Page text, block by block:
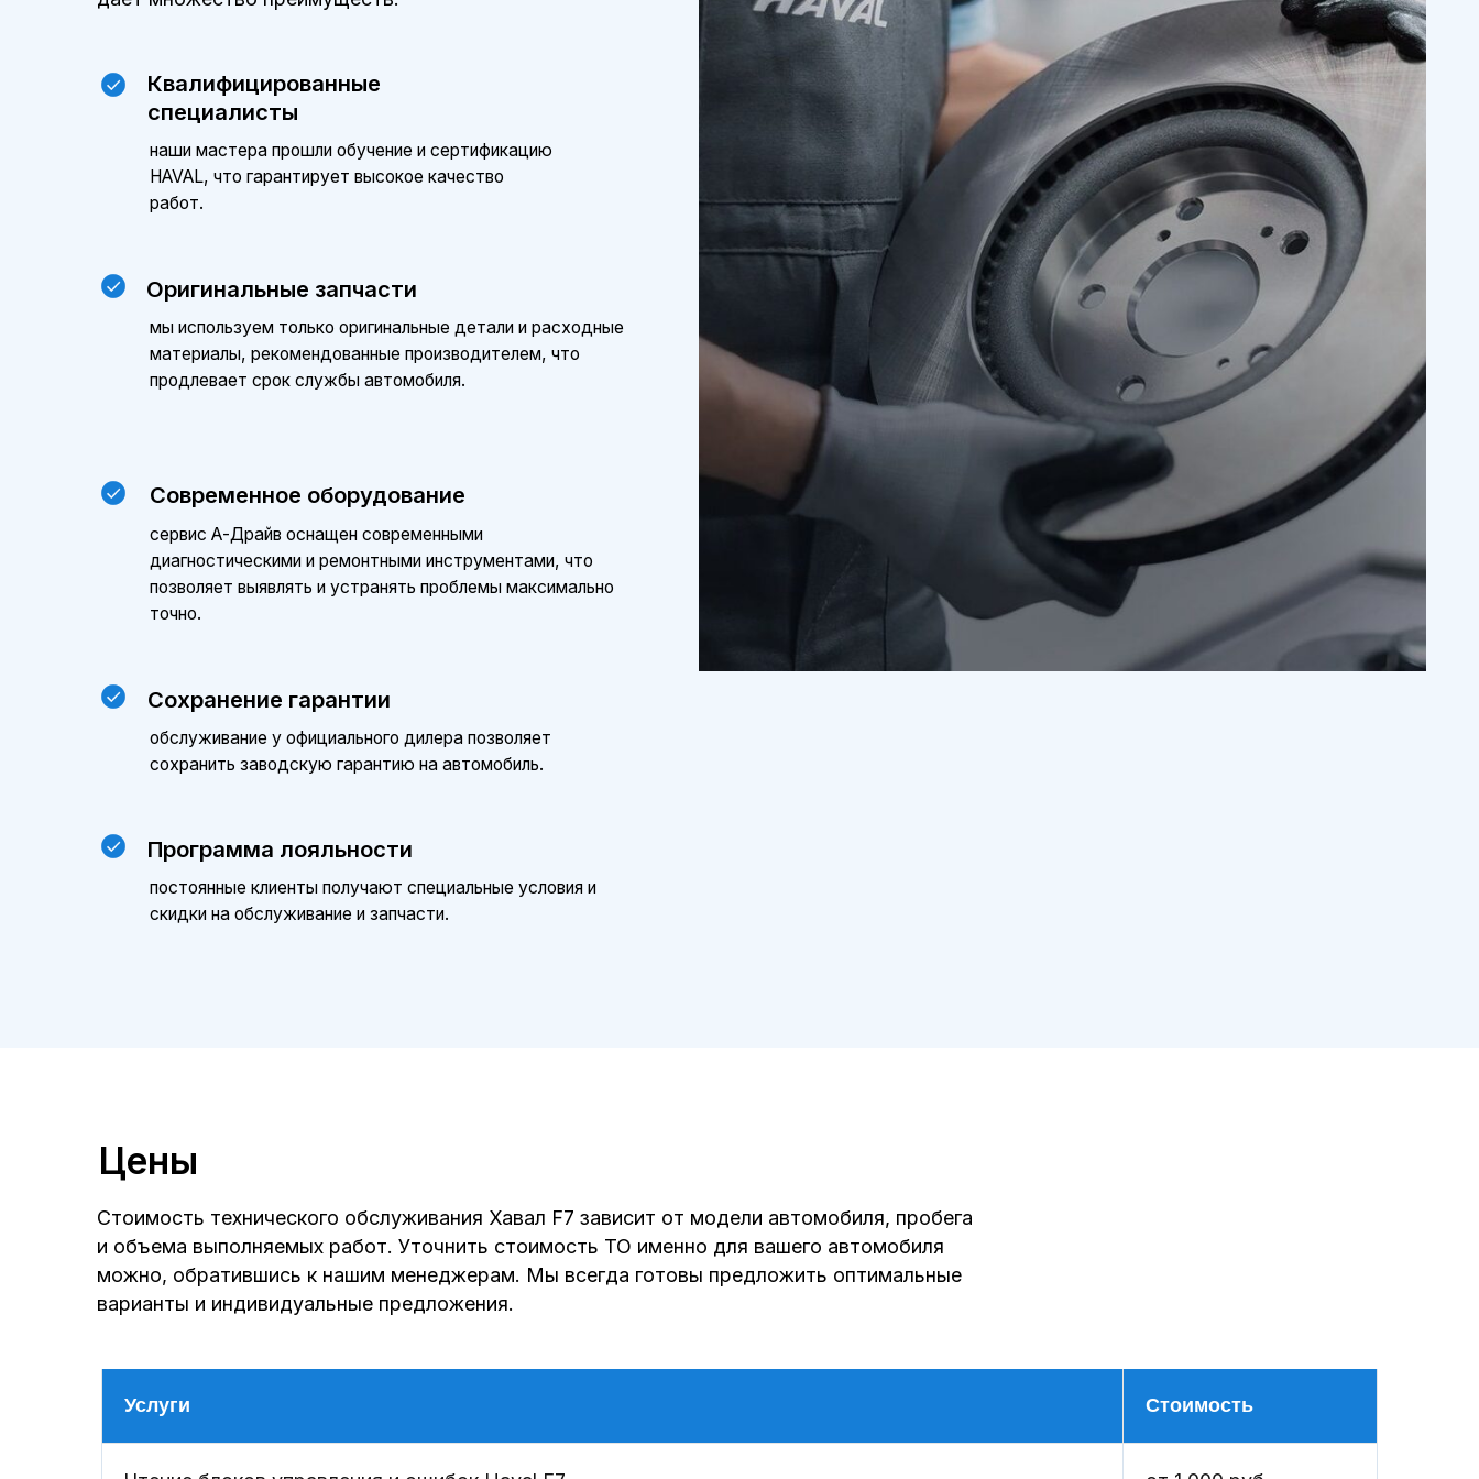
мы используем только оригинальные детали и расходные
материалы, рекомендованные производителем, что
продлевает срок службы автомобиля.
диагностическими и ремонтными инструментами, что
точно.
Программа лояльности
постоянные клиенты получают специальные условия и
Цены
и объема выполняемых работ. Уточнить стоимость ТО именно для вашего автомобиля
можно, обратившись к нашим менеджерам. Мы всегда готовы предложить оптимальные
Услуги Стоимость